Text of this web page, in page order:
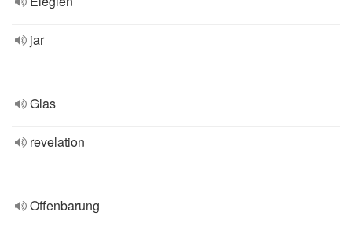
jar
Glas
revelation
Offenbarung